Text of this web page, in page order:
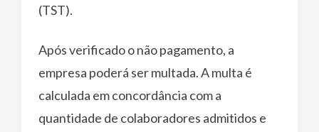
(TST).
Após verificado o não pagamento, a
empresa poderá ser multada. A multa é
calculada em concordância com a
quantidade de colaboradores admitidos e